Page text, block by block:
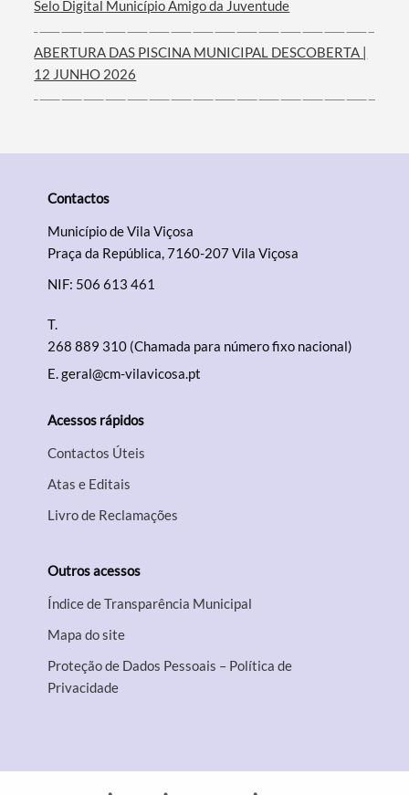
Selo Digital Município Amigo da Juventude
ABERTURA DAS PISCINA MUNICIPAL DESCOBERTA |
12 JUNHO 2026
Contactos
Município de Vila Viçosa
Praça da República, 7160-207 Vila Viçosa
NIF: 506 613 461
T.
268 889 310 (Chamada para número fixo nacional)
E.geral@cm-vilavicosa.pt
Acessos rápidos
Contactos Úteis
Atas e Editais
Livro de Reclamações
Outros acessos
Índice de Transparência Municipal
Mapa do site
Proteção de Dados Pessoais – Política de
Privacidade